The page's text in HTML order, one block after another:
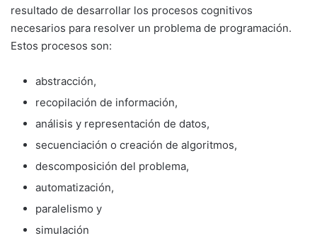
resultado de desarrollar los procesos cognitivos
necesarios para resolver un problema de programación.
Estos procesos son:
abstracción,
recopilación de información,
análisis y representación de datos,
secuenciación o creación de algoritmos,
descomposición del problema,
automatización,
paralelismo y
simulación